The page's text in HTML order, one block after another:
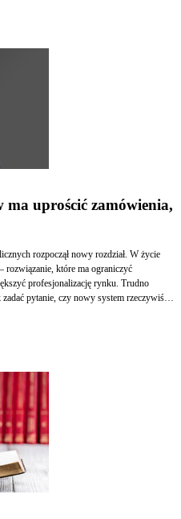
niezależnej od kary wymierzanej
są przy tym poważniejsze - po
podmiotem kluczowym, obciążonym
oraz obowiązkiem cyklicznego audytu.
uprościć zamówienia,
rozpoczął nowy rozdział. W życie
które ma ograniczyć
profesjonalizację rynku. Trudno
pytanie, czy nowy system rzeczywiście